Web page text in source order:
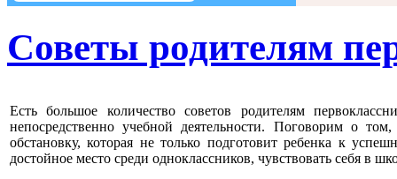
Советы родителям
Есть большое количество советов родителям
непосредственно учебной деятельности. Поговорим о
обстановку, которая не только подготовит ребенка к
достойное место среди одноклассников, чувствовать себя в